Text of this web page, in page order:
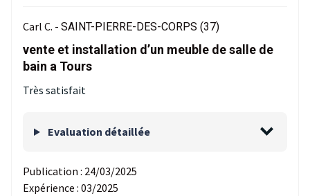
Carl C. - SAINT-PIERRE-DES-CORPS (37)
vente et installation d’un meuble de salle de
bain a Tours
Très satisfait
Evaluation détaillée
Publication : 24/03/2025
Expérience : 03/2025